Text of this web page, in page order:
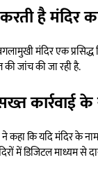
है मंदिर
मंदिर एक प्रसिद्ध
जांच की जा रही है.
सख्त
ने कहा कि यदि मंदिर
में डिजिटल माध्यम से